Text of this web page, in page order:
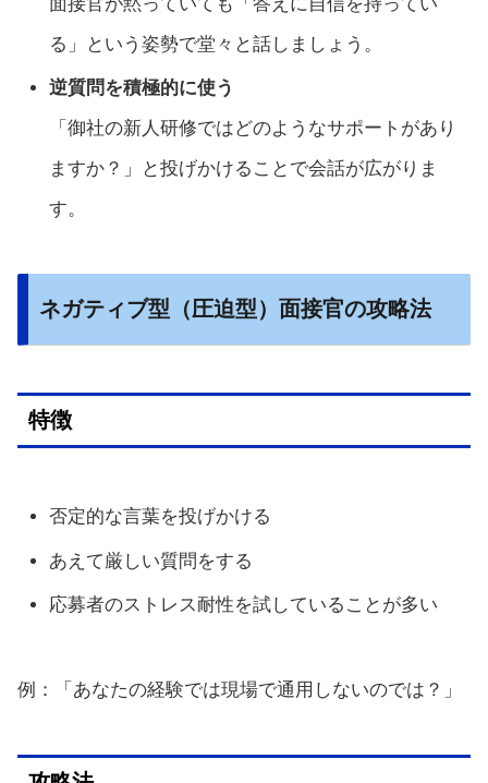
る」という姿勢で堂々と話しましょう。
逆質問を積極的に使う
「御社の新人研修ではどのようなサポートがあり
ますか？」と投げかけることで会話が広がりま
す。
ネガティブ型（圧迫型）面接官の攻略法
特徴
否定的な言葉を投げかける
あえて厳しい質問をする
応募者のストレス耐性を試していることが多い
例：「あなたの経験では現場で通用しないのでは？」